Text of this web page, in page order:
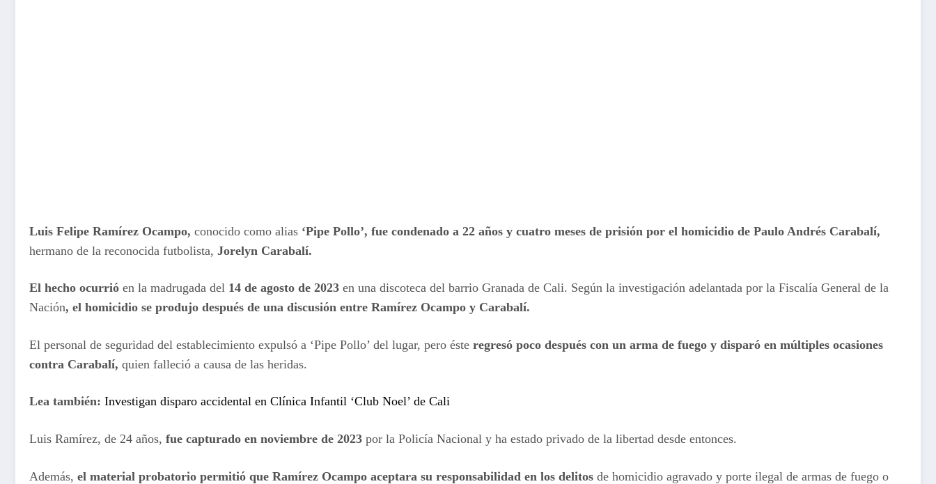
Luis Felipe Ramírez Ocampo, conocido como alias ‘Pipe Pollo’, fue condenado a 22 años y cuatro meses de prisión por el homicidio de Paulo Andrés Carabalí,
hermano de la reconocida futbolista, Jorelyn Carabalí.
El hecho ocurrió en la madrugada del 14 de agosto de 2023 en una discoteca del barrio Granada de Cali. Según la investigación adelantada por la Fiscalía General de la
Nación, el homicidio se produjo después de una discusión entre Ramírez Ocampo y Carabalí.
El personal de seguridad del establecimiento expulsó a ‘Pipe Pollo’ del lugar, pero éste regresó poco después con un arma de fuego y disparó en múltiples ocasiones
contra Carabalí, quien falleció a causa de las heridas.
Lea también: Investigan disparo accidental en Clínica Infantil ‘Club Noel’ de Cali
Luis Ramírez, de 24 años, fue capturado en noviembre de 2023 por la Policía Nacional y ha estado privado de la libertad desde entonces.
Además, el material probatorio permitió que Ramírez Ocampo aceptara su responsabilidad en los delitos de homicidio agravado y porte ilegal de armas de fuego o